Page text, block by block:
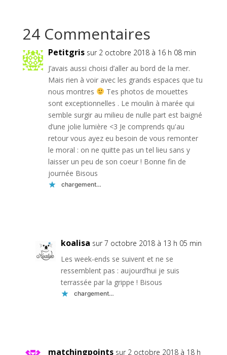
24 Commentaires
Petitgris sur 2 octobre 2018 à 16 h 08 min
J’avais aussi choisi d’aller au bord de la mer.
Mais rien à voir avec les grands espaces que tu
nous montres
Tes photos de mouettes
sont exceptionnelles . Le moulin à marée qui
semble surgir au milieu de nulle part est baigné
d’une jolie lumière <3 Je comprends qu'au
retour vous ayez eu besoin de vous remonter
le moral : on ne quitte pas un tel lieu sans y
laisser un peu de son coeur ! Bonne fin de
journée Bisous
chargement…
koalisa sur 7 octobre 2018 à 13 h 05 min
Les week-ends se suivent et ne se
ressemblent pas : aujourd’hui je suis
terrassée par la grippe ! Bisous
chargement…
matchingpoints sur 2 octobre 2018 à 18 h